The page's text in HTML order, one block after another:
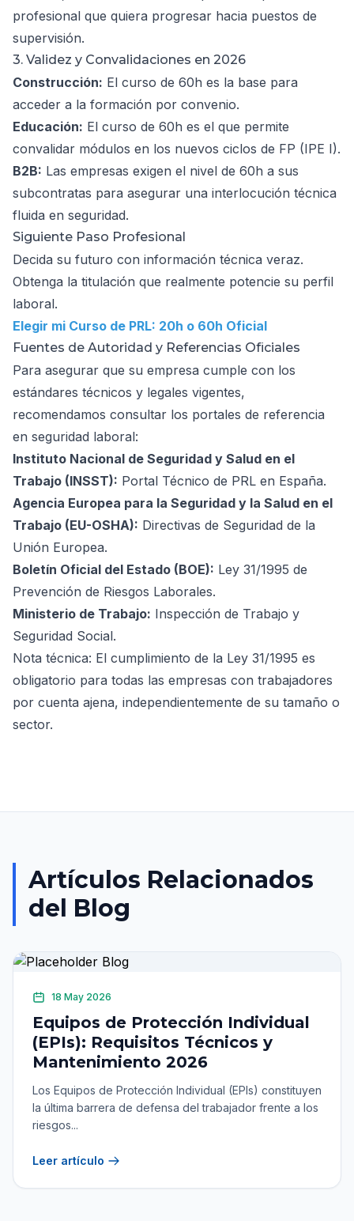
profesional que quiera progresar hacia puestos de
supervisión.
3. Validez y Convalidaciones en 2026
Construcción: El curso de 60h es la base para
acceder a la formación por convenio.
Educación: El curso de 60h es el que permite
convalidar módulos en los nuevos ciclos de FP (IPE I).
B2B: Las empresas exigen el nivel de 60h a sus
subcontratas para asegurar una interlocución técnica
fluida en seguridad.
Siguiente Paso Profesional
Decida su futuro con información técnica veraz.
Obtenga la titulación que realmente potencie su perfil
laboral.
Elegir mi Curso de PRL: 20h o 60h Oficial
Fuentes de Autoridad y Referencias Oficiales
Para asegurar que su empresa cumple con los
estándares técnicos y legales vigentes,
recomendamos consultar los portales de referencia
en seguridad laboral:
Instituto Nacional de Seguridad y Salud en el
Trabajo (INSST): Portal Técnico de PRL en España.
Agencia Europea para la Seguridad y la Salud en el
Trabajo (EU-OSHA): Directivas de Seguridad de la
Unión Europea.
Boletín Oficial del Estado (BOE): Ley 31/1995 de
Prevención de Riesgos Laborales.
Ministerio de Trabajo: Inspección de Trabajo y
Seguridad Social.
Nota técnica: El cumplimiento de la Ley 31/1995 es
obligatorio para todas las empresas con trabajadores
por cuenta ajena, independientemente de su tamaño o
sector.
Artículos Relacionados
del Blog
18 May 2026
Equipos de Protección Individual
(EPIs): Requisitos Técnicos y
Mantenimiento 2026
Los Equipos de Protección Individual (EPIs) constituyen
la última barrera de defensa del trabajador frente a los
riesgos...
Leer artículo